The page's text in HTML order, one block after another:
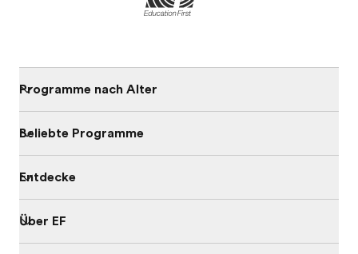
Programme nach Alter
Beliebte Programme
Entdecke
Über EF